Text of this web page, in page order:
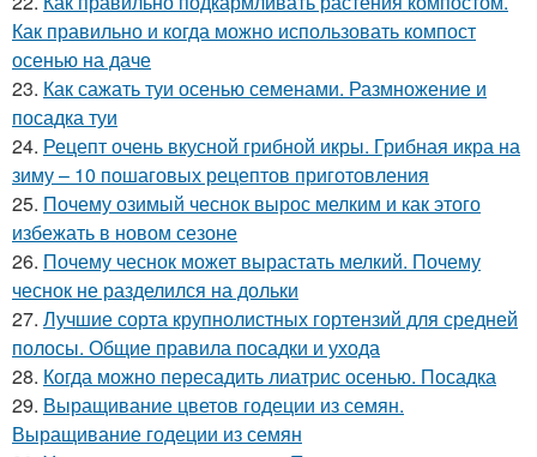
Как правильно и когда можно использовать компост
осенью на даче
23. Как сажать туи осенью семенами. Размножение и
посадка туи
24. Рецепт очень вкусной грибной икры. Грибная икра на
зиму – 10 пошаговых рецептов приготовления
25. Почему озимый чеснок вырос мелким и как этого
избежать в новом сезоне
26. Почему чеснок может вырастать мелкий. Почему
чеснок не разделился на дольки
27. Лучшие сорта крупнолистных гортензий для средней
полосы. Общие правила посадки и ухода
28. Когда можно пересадить лиатрис осенью. Посадка
29. Выращивание цветов годеции из семян.
Выращивание годеции из семян